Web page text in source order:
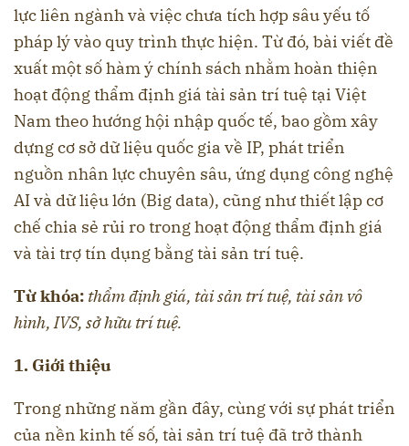
lực liên ngành và việc chưa tích hợp sâu yếu tố
pháp lý vào quy trình thực hiện. Từ đó, bài viết đề
xuất một số hàm ý chính sách nhằm hoàn thiện
hoạt động thẩm định giá tài sản trí tuệ tại Việt
Nam theo hướng hội nhập quốc tế, bao gồm xây
dựng cơ sở dữ liệu quốc gia về IP, phát triển
nguồn nhân lực chuyên sâu, ứng dụng công nghệ
AI và dữ liệu lớn (Big data), cũng như thiết lập cơ
chế chia sẻ rủi ro trong hoạt động thẩm định giá
và tài trợ tín dụng bằng tài sản trí tuệ.
Từ khóa: thẩm định giá, tài sản trí tuệ, tài sản vô
hình, IVS, sở hữu trí tuệ.
1. Giới thiệu
Trong những năm gần đây, cùng với sự phát triển
của nền kinh tế số, tài sản trí tuệ đã trở thành